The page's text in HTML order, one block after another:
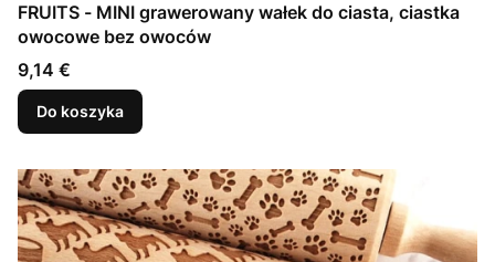
FRUITS - MINI grawerowany wałek do ciasta, ciastka
owocowe bez owoców
Cena
9,14 €
Do koszyka